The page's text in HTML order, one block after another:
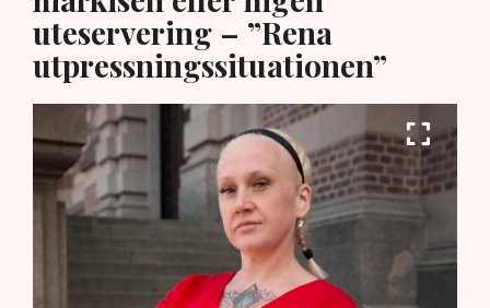
uteservering – ”Rena
utpressningssituationen”